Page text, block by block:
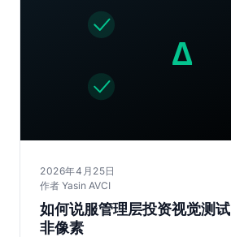
2026年4月25日
作者 Yasin AVCI
如何说服管理层投资视觉测
非像素